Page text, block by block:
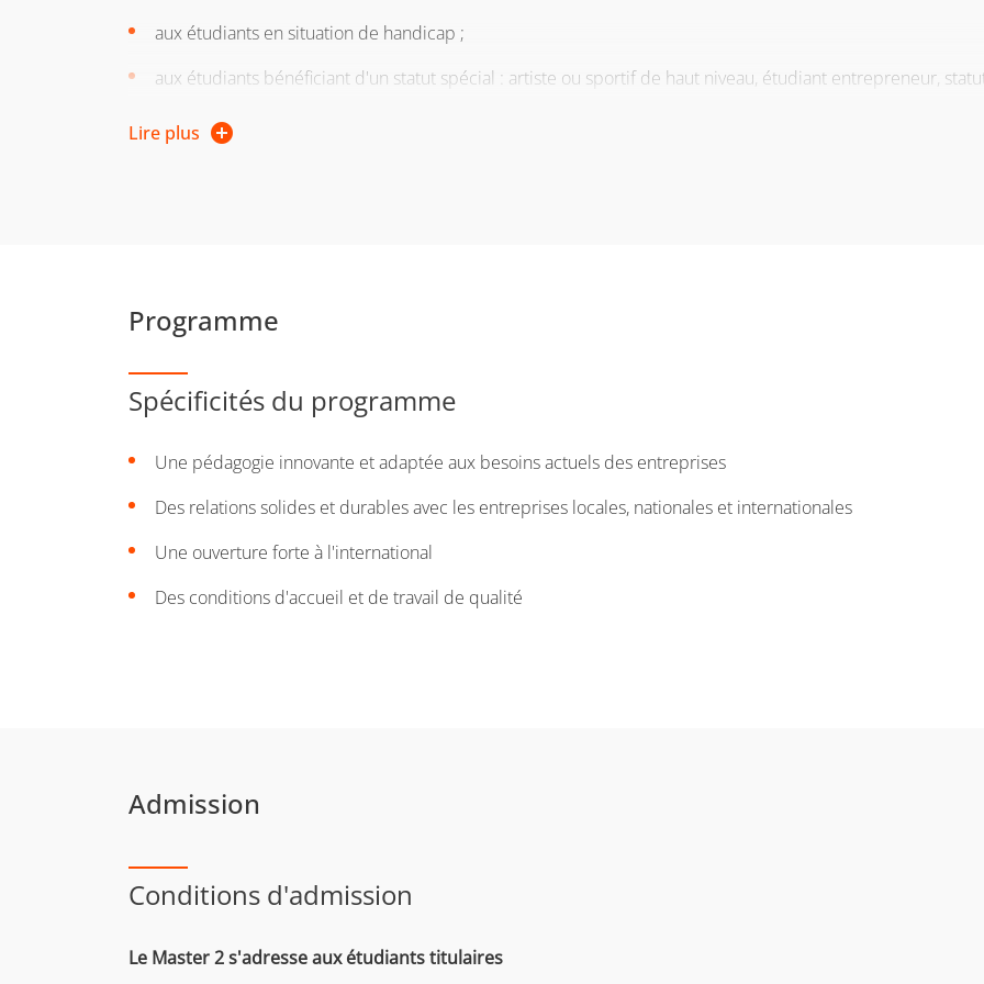
aux étudiants en situation de handicap ;
aux étudiants bénéficiant d'un statut spécial : artiste ou sportif de haut niveau, étudiant entrepreneur,
Pour en savoir plus sur les
Lire plus
Programme
Spécificités du programme
Une pédagogie innovante et adaptée aux besoins actuels des entreprises
Des relations solides et durables avec les entreprises locales, nationales et internationales
Une ouverture forte à l'international
Des conditions d'accueil et de travail de qualité
Admission
Conditions d'admission
Le Master 2 s'adresse aux étudiants titulaires